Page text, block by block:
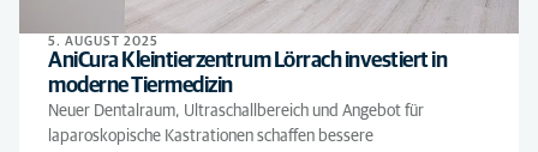
5. AUGUST 2025
AniCura Kleintierzentrum Lörrach investiert in
moderne Tiermedizin
Neuer Dentalraum, Ultraschallbereich und Angebot für
laparoskopische Kastrationen schaffen bessere